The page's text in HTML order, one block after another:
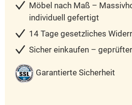
Möbel nach Maß –
individuell gefertigt
14 Tage gesetzliches
Sicher einkaufen –
Garantierte Sicherheit